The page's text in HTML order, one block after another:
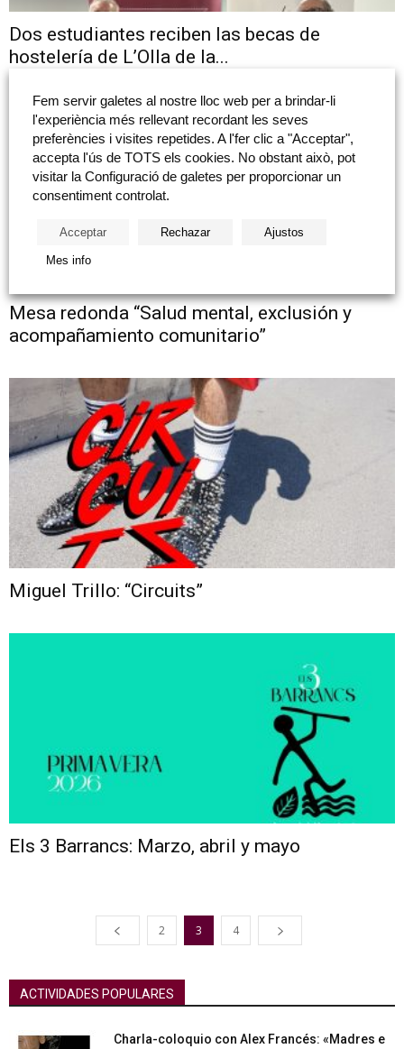
Dos estudiantes reciben las becas de
hostelería de L’Olla de la...
Mesa redonda “Salud mental, exclusión y
acompañamiento comunitario”
Miguel Trillo: “Circuits”
Els 3 Barrancs: Marzo, abril y mayo
2 3 4
ACTIVIDADES POPULARES
Charla-coloquio con Alex Francés: «Madres e
Fem servir galetes al nostre lloc web per a brindar-li
l'experiència més rellevant recordant les seves
preferències i visites repetides. A l'fer clic a "Acceptar",
accepta l'ús de TOTS els cookies. No obstant això, pot
visitar la Configuració de galetes per proporcionar un
consentiment controlat.
Acceptar Rechazar Ajustos
Mes info